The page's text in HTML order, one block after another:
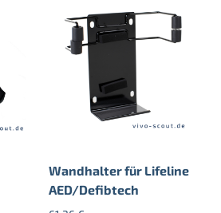
Wandhalter für Lifeline
AED/Defibtech